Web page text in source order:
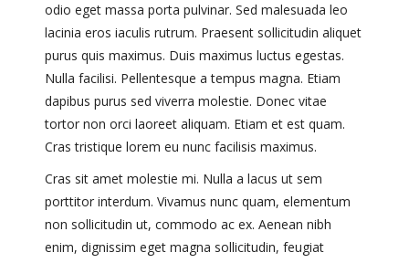
odio eget massa porta pulvinar. Sed malesuada leo
lacinia eros iaculis rutrum. Praesent sollicitudin aliquet
purus quis maximus. Duis maximus luctus egestas.
Nulla facilisi. Pellentesque a tempus magna. Etiam
dapibus purus sed viverra molestie. Donec vitae
tortor non orci laoreet aliquam. Etiam et est quam.
Cras tristique lorem eu nunc facilisis maximus.
Cras sit amet molestie mi. Nulla a lacus ut sem
porttitor interdum. Vivamus nunc quam, elementum
non sollicitudin ut, commodo ac ex. Aenean nibh
enim, dignissim eget magna sollicitudin, feugiat